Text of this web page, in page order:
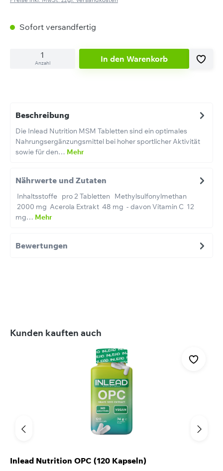
Sofort versandfertig
Anzahl In den Warenkorb
Beschreibung
Die Inlead Nutrition MSM Tabletten sind ein optimales
Nahrungsergänzungsmittel bei hoher sportlicher Aktivität
sowie für den… Mehr
Nährwerte und Zutaten
Inhaltsstoffe pro 2 Tabletten Methylsulfonylmethan
2000 mg Acerola Extrakt 48 mg - davon Vitamin C 12
mg… Mehr
Bewertungen
Produktgalerie überspringen
Kunden kauften auch
Inlead Nutrition OPC (120 Kapseln)